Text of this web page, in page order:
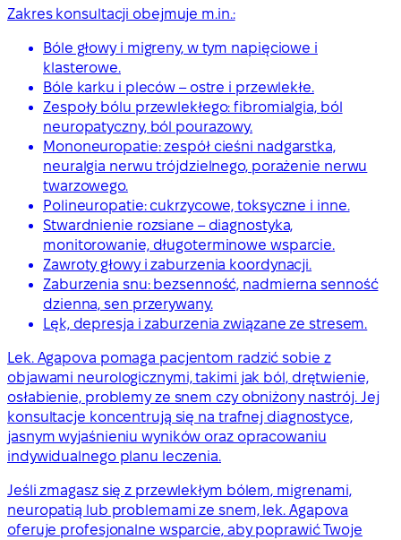
Zakres konsultacji obejmuje m.in.:
Bóle głowy i migreny, w tym napięciowe i
klasterowe.
Bóle karku i pleców – ostre i przewlekłe.
Zespoły bólu przewlekłego: fibromialgia, ból
neuropatyczny, ból pourazowy.
Mononeuropatie: zespół cieśni nadgarstka,
neuralgia nerwu trójdzielnego, porażenie nerwu
twarzowego.
Polineuropatie: cukrzycowe, toksyczne i inne.
Stwardnienie rozsiane – diagnostyka,
monitorowanie, długoterminowe wsparcie.
Zawroty głowy i zaburzenia koordynacji.
Zaburzenia snu: bezsenność, nadmierna senność
dzienna, sen przerywany.
Lęk, depresja i zaburzenia związane ze stresem.
Lek. Agapova pomaga pacjentom radzić sobie z
objawami neurologicznymi, takimi jak ból, drętwienie,
osłabienie, problemy ze snem czy obniżony nastrój. Jej
konsultacje koncentrują się na trafnej diagnostyce,
jasnym wyjaśnieniu wyników oraz opracowaniu
indywidualnego planu leczenia.
Jeśli zmagasz się z przewlekłym bólem, migrenami,
neuropatią lub problemami ze snem, lek. Agapova
oferuje profesjonalne wsparcie, aby poprawić Twoje